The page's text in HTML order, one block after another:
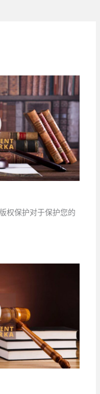
权保护对于保护您的